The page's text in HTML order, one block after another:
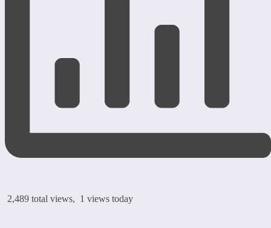
2,489 total views, 1 views today